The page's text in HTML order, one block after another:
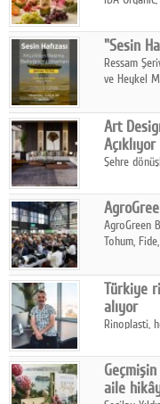
sofralarına
"Sesin
Ressam
ve Heykel
Art
Açıklıyor
Şehre
sonbaharın
AgroGreen
Tohum,
Türkiye
alıyor
Rinoplasti,
biri
aile